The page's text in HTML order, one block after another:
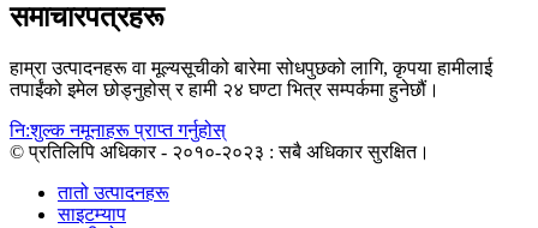
समाचारपत्रहरू
हाम्रा उत्पादनहरू वा मूल्यसूचीको बारेमा सोधपुछको लागि, कृपया हामीलाई
तपाईंको इमेल छोड्नुहोस् र हामी २४ घण्टा भित्र सम्पर्कमा हुनेछौं।
नि:शुल्क नमूनाहरू प्राप्त गर्नुहोस्
© प्रतिलिपि अधिकार - २०१०-२०२३ : सबै अधिकार सुरक्षित।
तातो उत्पादनहरू
साइटम्याप